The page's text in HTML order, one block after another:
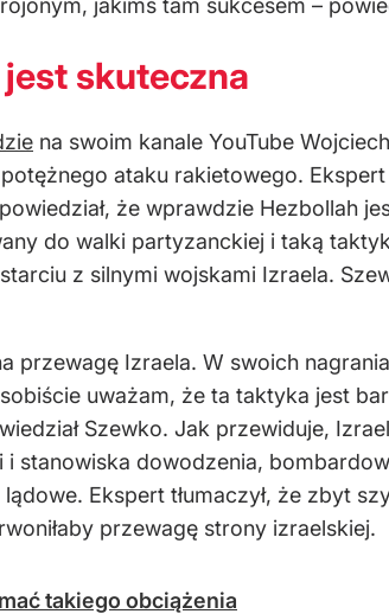
jakimś tam sukcesem –
skuteczna
na swoim kanale YouTube
ataku rakietowego.
że wprawdzie Hezbollah
do walki partyzanckiej i taką
z silnymi wojskami Izraela.
Izraela. W swoich
uważam, że ta taktyka jest
Szewko. Jak przewiduje,
stanowiska dowodzenia,
Ekspert tłumaczył, że zbyt
przewagę strony izraelskiej.
takiego obciążenia